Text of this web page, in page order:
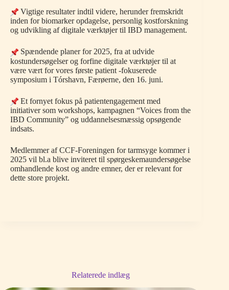
Vigtige resultater indtil videre, herunder fremskridt
inden for biomarker opdagelse, personlig kostforskning
og udvikling af digitale værktøjer til IBD management.
Spændende planer for 2025, fra at udvide
kostundersøgelser og forfine digitale værktøjer til at
være vært for vores første patient -fokuserede
symposium i Tórshavn, Færøerne, den 16. juni.
Et fornyet fokus på patientengagement med
initiativer som workshops, kampagnen “Voices from the
IBD Community” og uddannelsesmæssig opsøgende
indsats.
Medlemmer af CCF-Foreningen for tarmsyge kommer i
2025 vil bl.a blive inviteret til spørgeskemaundersøgelse
omhandlende kost og andre emner, der er relevant for
dette store projekt.
Relaterede indlæg